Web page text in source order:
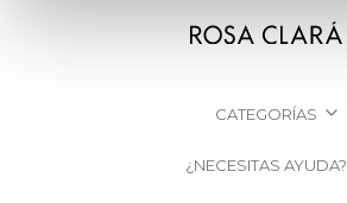
CATEGORÍAS
¿NECESITAS AYUDA?